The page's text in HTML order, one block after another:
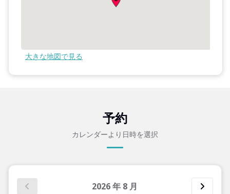
大きな地図で見る
予約
カレンダーより日時を選択
2026年 8 月